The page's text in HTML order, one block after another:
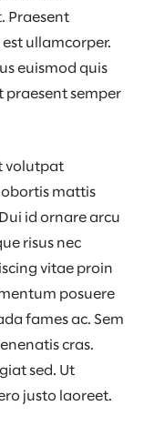
Praesent
ullamcorper.
euismod quis
praesent semper
volutpat
mattis
id ornare arcu
risus nec
vitae proin
posuere
fames ac. Sem
cras.
sed. Ut
justo laoreet.